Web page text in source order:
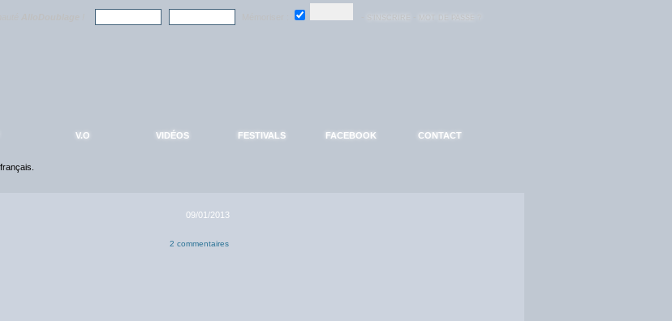
V.O VIDÉOS FESTIVALS FACEBOOK CONTACT
09/01/2013
2 commentaires